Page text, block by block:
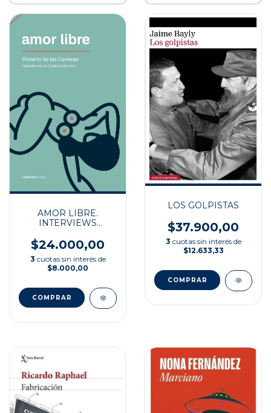
AMOR LIBRE.
INTERVIEWS
$24.000,00
3 cuotas sin interés de
$8.000,00
LOS GOLPISTAS
$37.900,00
3 cuotas sin interés de
$12.633,33